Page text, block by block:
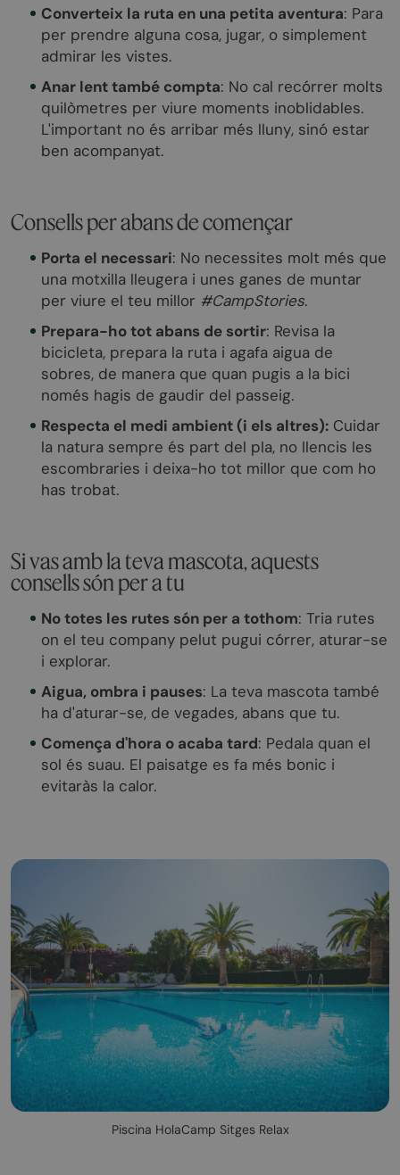
Converteix la ruta en una petita aventura: Para
per prendre alguna cosa, jugar, o simplement
admirar les vistes.
Anar lent també compta: No cal recórrer molts
quilòmetres per viure moments inoblidables.
L'important no és arribar més lluny, sinó estar
ben acompanyat.
Consells per abans de començar
Porta el necessari: No necessites molt més que
una motxilla lleugera i unes ganes de muntar
per viure el teu millor #CampStories.
Prepara-ho tot abans de sortir: Revisa la
bicicleta, prepara la ruta i agafa aigua de
sobres, de manera que quan pugis a la bici
només hagis de gaudir del passeig.
Respecta el medi ambient (i els altres): Cuidar
la natura sempre és part del pla, no llencis les
escombraries i deixa-ho tot millor que com ho
has trobat.
Si vas amb la teva mascota, aquests
consells són per a tu
No totes les rutes són per a tothom: Tria rutes
on el teu company pelut pugui córrer, aturar-se
i explorar.
Aigua, ombra i pauses: La teva mascota també
ha d'aturar-se, de vegades, abans que tu.
Comença d'hora o acaba tard: Pedala quan el
sol és suau. El paisatge es fa més bonic i
evitaràs la calor.
Piscina HolaCamp Sitges Relax